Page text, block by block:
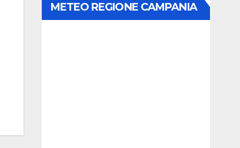
METEO REGIONE CAMPANIA